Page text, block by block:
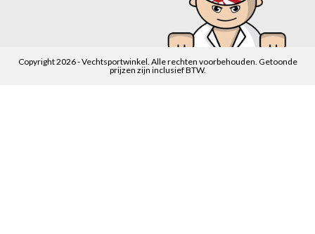
Copyright 2026 - Vechtsportwinkel. Alle rechten voorbehouden. Getoonde
prijzen zijn inclusief BTW.